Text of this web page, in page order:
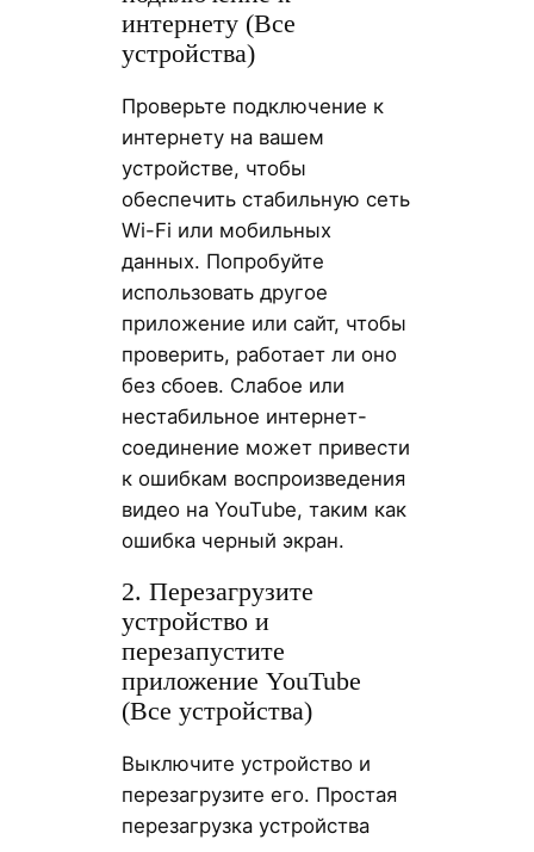
интернету (Все
устройства)
Проверьте подключение к
интернету на вашем
устройстве, чтобы
обеспечить стабильную сеть
Wi-Fi или мобильных
данных. Попробуйте
использовать другое
приложение или сайт, чтобы
проверить, работает ли оно
без сбоев. Слабое или
нестабильное интернет-
соединение может привести
к ошибкам воспроизведения
видео на YouTube, таким как
ошибка черный экран.
2. Перезагрузите
устройство и
перезапустите
приложение YouTube
(Все устройства)
Выключите устройство и
перезагрузите его. Простая
перезагрузка устройства